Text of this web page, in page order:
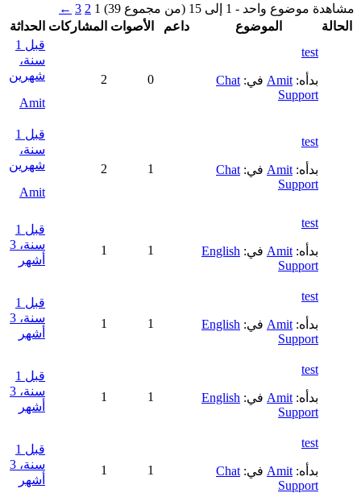
مشاهدة موضوع واحد - 1 إلى 15 (من مجموع 39) 1
2
3
←
الحالة
الموضوع داعم الأصوات المشاركات الحداثة
test
بدأه: Amit في: Chat
Support
0
2
قبل 1
سنة،
شهرين
Amit
test
بدأه: Amit في: Chat
Support
1
2
قبل 1
سنة،
شهرين
Amit
test
بدأه: Amit في: English
Support
1
1
قبل 1
سنة، 3
أشهر
test
بدأه: Amit في: English
Support
1
1
قبل 1
سنة، 3
أشهر
test
بدأه: Amit في: English
Support
1
1
قبل 1
سنة، 3
أشهر
test
بدأه: Amit في: Chat
Support
1
1
قبل 1
سنة، 3
أشهر